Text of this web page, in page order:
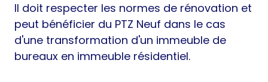
Il doit respecter les normes de rénovation et
peut bénéficier du PTZ Neuf dans le cas
d'une transformation d'un immeuble de
bureaux en immeuble résidentiel.